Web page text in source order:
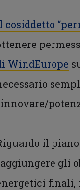
cosiddetto
WindEurope
il
gli
finali,